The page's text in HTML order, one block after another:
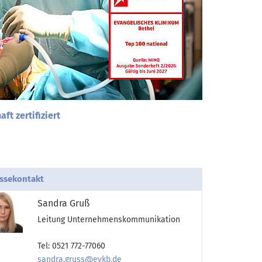
zertifiziert
Sandra Gruß
Leitung Unternehmenskommunikation
Tel: 0521 772-77060
sandra.gruss@evkb.de